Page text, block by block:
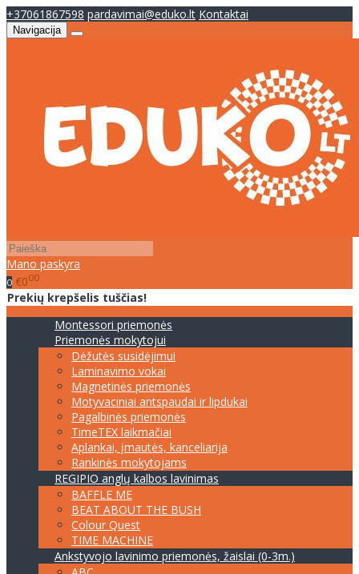
+37061867598 pardavimai@eduko.lt Kontaktai
Navigacija
Mano paskyra
0 €000
Prekių krepšelis tuščias!
Montessori priemonės
Priemonės mokytojui
Dėžutės susidėjimui
Laminavimo vokai
Magnetinės priemonės
Motyvaciniai antspaudai ir lipdukai
Pagalbinės priemonės
TimeTEX laikmačiai
Aplankai, įmautės, kanceliarija
Rankinės mokytojams
REGIPIO anglų kalbos lavinimas
BAFFLE ME
BEAT ABOUT THE BUSH
Colour Quest
TIME MACHINE
Ankstyvojo lavinimo priemonės, žaislai (0-3m.)